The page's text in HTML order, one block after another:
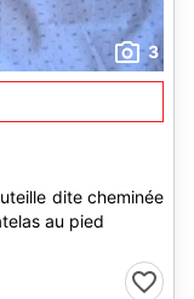
3
dite cheminée
au pied